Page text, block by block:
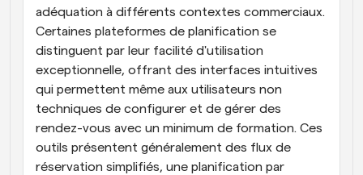
adéquation à différents contextes commerciaux.
Certaines plateformes de planification se
distinguent par leur facilité d'utilisation
exceptionnelle, offrant des interfaces intuitives
qui permettent même aux utilisateurs non
techniques de configurer et de gérer des
rendez-vous avec un minimum de formation. Ces
outils présentent généralement des flux de
réservation simplifiés, une planification par